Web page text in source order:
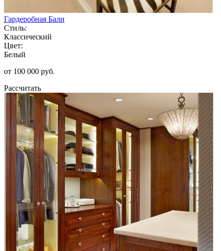
Гардеробная Бали
Стиль:
Классический
Цвет:
Белый
от 100 000 руб.
Рассчитать